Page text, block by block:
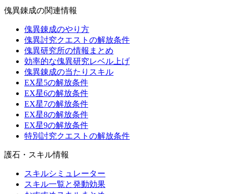
傀異錬成の関連情報
傀異錬成のやり方
傀異討究クエストの解放条件
傀異研究所の情報まとめ
効率的な傀異研究レベル上げ
傀異錬成の当たりスキル
EX星5の解放条件
EX星6の解放条件
EX星7の解放条件
EX星8の解放条件
EX星9の解放条件
特別討究クエストの解放条件
護石・スキル情報
スキルシミュレーター
スキル一覧と発動効果